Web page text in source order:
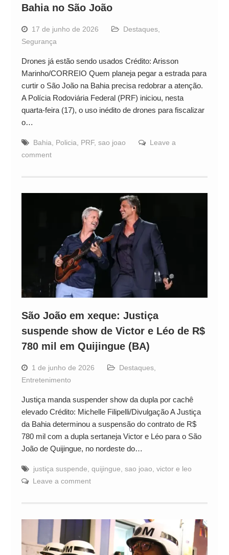
Bahia no São João
17 de junho de 2026 Destaques,
Segurança
Drones já estão sendo usados Crédito: Arisson
Marinho/CORREIO Quem planeja pegar a estrada para
curtir o São João na Bahia precisa redobrar a atenção.
A Polícia Rodoviária Federal (PRF) iniciou, nesta
quarta-feira (17), o uso inédito de drones para fiscalizar
o…
Bahia, Policia, PRF, sao joao
Leave a
comment
São João em xeque: Justiça
suspende show de Victor e Léo de R$
780 mil em Quijingue (BA)
1 de junho de 2026 Destaques,
Entretenimento
Justiça manda suspender show da dupla por cachê
elevado Crédito: Michelle Filipelli/Divulgação A Justiça
da Bahia determinou a suspensão do contrato de R$
780 mil com a dupla sertaneja Victor e Léo para o São
João de Quijingue, no nordeste do…
justiça suspende, quijingue, sao joao, victor e leo
Leave a comment